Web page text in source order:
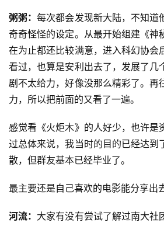
粥粥：每次都会发现新大陆，不知道
奇奇怪怪的设定。从最开始组建《神
在为止都还比较满意，进入科幻协会
看过，也算是安利出去了，发展了几
剧不太给力，好像没那么精彩了。再
力，所以把前面的又看了一遍。
感觉看《火炬木》的人好少，也许是
过总体来说，我当时的目的已经达到
散，但群友基本已经毕业了。
最主要还是自己喜欢的电影能分享出
河流： 大家有没有尝试了解过南大社